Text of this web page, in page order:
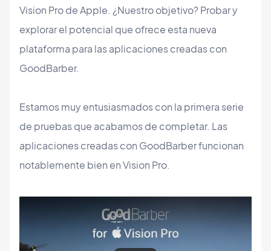
Vision Pro de Apple. ¿Nuestro objetivo? Probar y
explorar el potencial que ofrece esta nueva
plataforma para las aplicaciones creadas con
GoodBarber.
Estamos muy entusiasmados con la primera serie
de pruebas que acabamos de completar. Las
aplicaciones creadas con GoodBarber funcionan
notablemente bien en Vision Pro.